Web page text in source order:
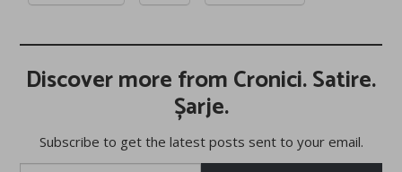
Discover more from Cronici. Satire.
Șarje.
Subscribe to get the latest posts sent to your email.